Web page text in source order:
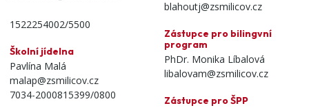
1522254002/5500
Školní jídelna
Pavlína Malá
malap@zsmilicov.cz
7034-2000815399/0800
blahoutj@zsmilicov.cz
Zástupce pro bilingvní
program
PhDr. Monika Líbalová
libalovam@zsmilicov.cz
Zástupce pro ŠPP